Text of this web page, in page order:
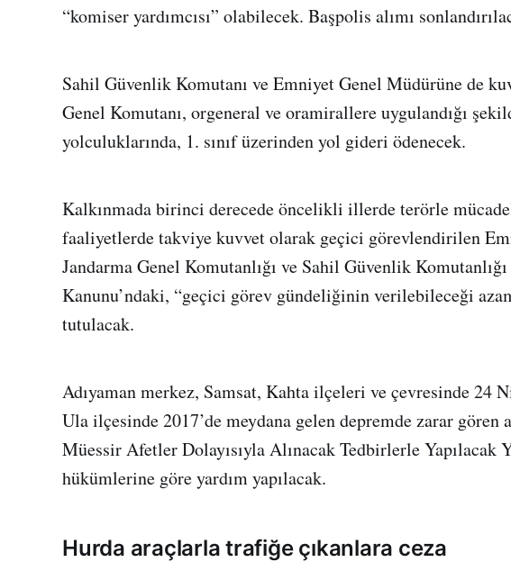
“komiser yardımcısı” olabilecek. Başpolis alımı
Sahil Güvenlik Komutanı ve Emniyet Genel Müdürüne de
Genel Komutanı, orgeneral ve oramirallere uygulandığı
yolculuklarında, 1. sınıf üzerinden yol gideri ödenecek.
Kalkınmada birinci derecede öncelikli illerde terörle
faaliyetlerde takviye kuvvet olarak geçici görevlendirilen
Jandarma Genel Komutanlığı ve Sahil Güvenlik
Kanunu’ndaki, “geçici görev gündeliğinin verilebileceği
tutulacak.
Adıyaman merkez, Samsat, Kahta ilçeleri ve çevresinde 24
Ula ilçesinde 2017’de meydana gelen depremde zarar gören
Müessir Afetler Dolayısıyla Alınacak Tedbirlerle Yapılacak
hükümlerine göre yardım yapılacak.
Hurda araçlarla trafiğe çıkanlara ceza